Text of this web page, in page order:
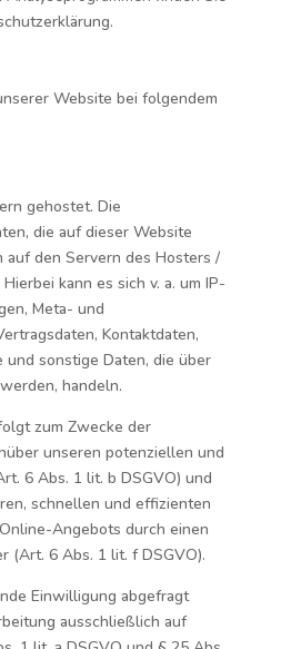
Website bei folgendem
gehostet. Die
die auf dieser Website
den Servern des Hosters /
kann es sich v. a. um IP-
Meta- und
Kontaktdaten,
und sonstige Daten, die über
handeln.
zum Zwecke der
unseren potenziellen und
6 Abs. 1 lit. b DSGVO) und
schnellen und effizienten
Angebots durch einen
(Art. 6 Abs. 1 lit. f DSGVO).
Einwilligung abgefragt
ausschließlich auf